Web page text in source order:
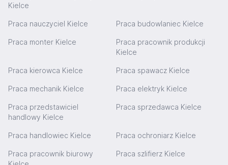
Kielce
Praca nauczyciel Kielce Praca budowlaniec Kielce
Praca monter Kielce
Praca pracownik produkcji
Kielce
Praca kierowca Kielce Praca spawacz Kielce
Praca mechanik Kielce Praca elektryk Kielce
Praca przedstawiciel
handlowy Kielce
Praca sprzedawca Kielce
Praca handlowiec Kielce Praca ochroniarz Kielce
Praca pracownik biurowy
Praca szlifierz Kielce